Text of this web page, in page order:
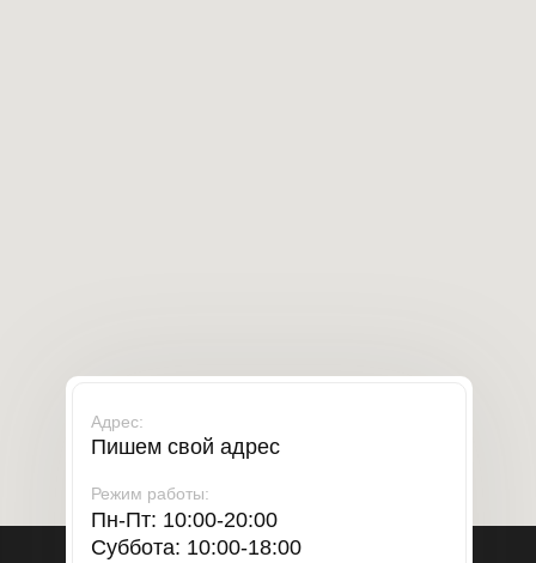
Адрес:
Пишем свой адрес
Режим работы:
Пн-Пт: 10:00-20:00
Суббота: 10:00-18:00